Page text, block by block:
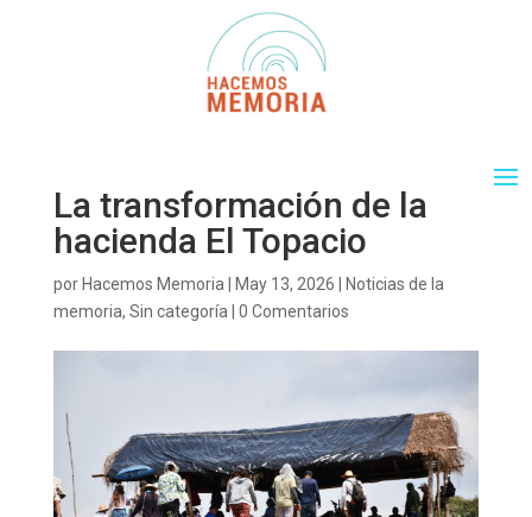
La transformación de la
hacienda El Topacio
por Hacemos Memoria May 13, 2026
Noticias de la
memoria, Sin categoría 0 Comentarios